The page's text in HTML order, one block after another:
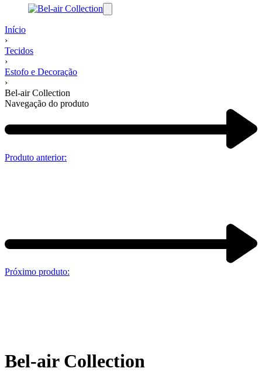
Início
›
Tecidos
›
Estofo e Decoração
›
Bel-air Collection
Navegação do produto
Produto anterior:
Próximo produto:
Bel-air Collection